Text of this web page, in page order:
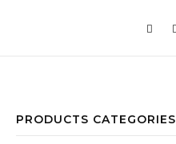
PRODUCTS CATEGORIES